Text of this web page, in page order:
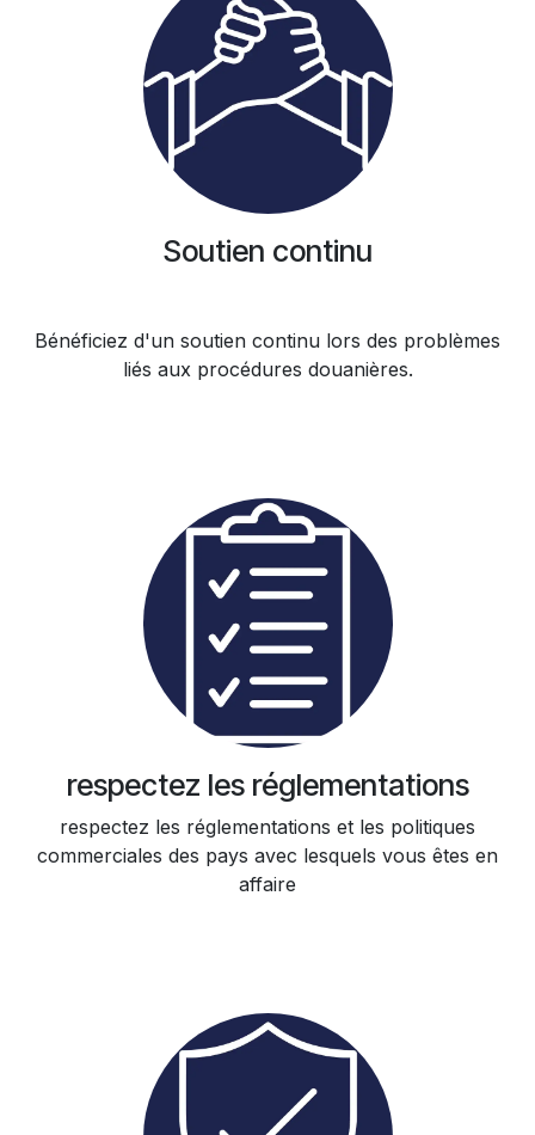
Soutien continu
Bénéficiez d'un soutien continu lors des problèmes
liés aux procédures douanières.
respectez les réglementations
respectez les réglementations et les politiques
commerciales des pays avec lesquels vous êtes en
affaire